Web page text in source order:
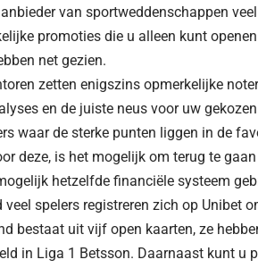
van sportweddenschappen
promoties die u alleen kunt
net gezien.
zetten enigszins opmerkelijke
en de juiste neus voor uw
waar de sterke punten liggen in de
deze, is het mogelijk om terug te
hetzelfde financiële systeem
spelers registreren zich op Unibet
bestaat uit vijf open kaarten, ze
in Liga 1 Betsson. Daarnaast kunt u